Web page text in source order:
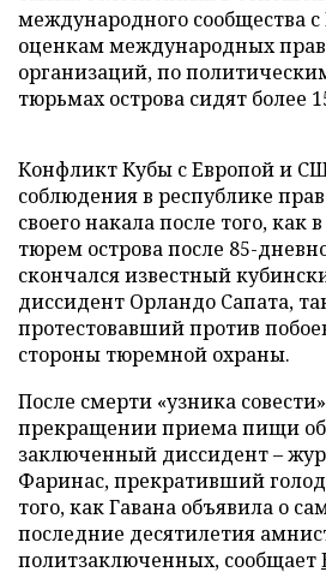
международного сообщества с
оценкам международных
организаций, по
тюрьмах острова сидят более
Конфликт Кубы с Европой и
соблюдения в республике
своего накала после того, как
тюрем острова после 85-
скончался известный
диссидент Орландо Сапата,
протестовавший против
стороны тюремной охраны.
После смерти «узника
прекращении приема пищи
заключенный диссидент–
Фаринас, прекративший
того, как Гавана объявила о
последние десятилетия
политзаключенных, сообщает